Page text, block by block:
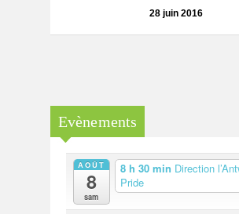
28 juin 2016
Evènements
AOÛT
8
sam
8 h 30 min Direction
Pride